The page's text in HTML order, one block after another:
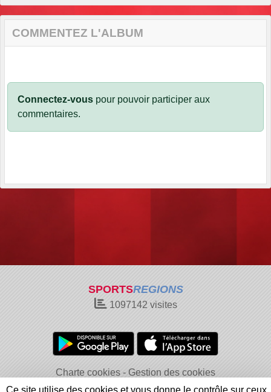
COMMENTEZ L'ALBUM
Connectez-vous pour pouvoir participer aux
commentaires.
SPORTSREGIONS
1097142 visites
Charte cookies
Gestion des cookies
Informations légales
Signaler un contenu inapproprié
Ce site utilise des cookies et vous donne le contrôle sur ceux